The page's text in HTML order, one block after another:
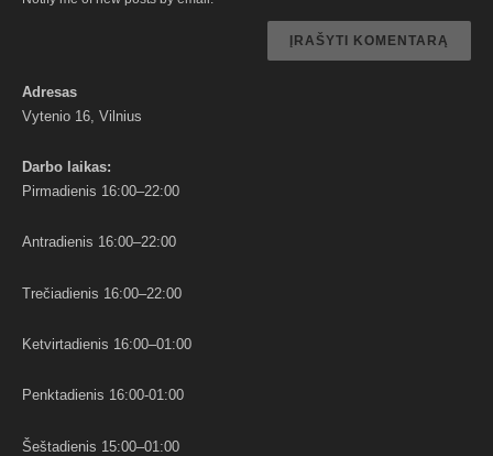
Adresas
Vytenio 16, Vilnius
Darbo laikas:
Pirmadienis 16:00–22:00
Antradienis 16:00–22:00
Trečiadienis 16:00–22:00
Ketvirtadienis 16:00–01:00
Penktadienis 16:00-01:00
Šeštadienis 15:00–01:00